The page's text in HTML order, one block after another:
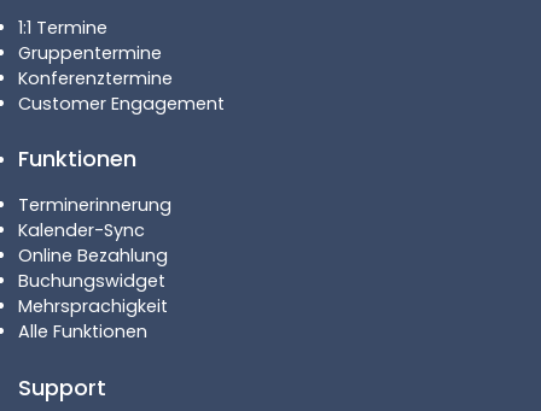
1:1 Termine
Gruppentermine
Konferenztermine
Customer Engagement
Funktionen
Terminerinnerung
Kalender-Sync
Online Bezahlung
Buchungswidget
Mehrsprachigkeit
Alle Funktionen
Support